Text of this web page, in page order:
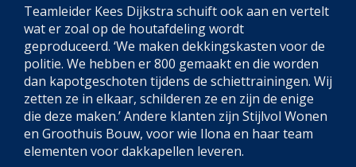
Teamleider Kees Dijkstra schuift ook aan en vertelt
wat er zoal op de houtafdeling wordt
geproduceerd. ‘We maken dekkingskasten voor de
politie. We hebben er 800 gemaakt en die worden
dan kapotgeschoten tijdens de schiettrainingen. Wij
zetten ze in elkaar, schilderen ze en zijn de enige
die deze maken.’ Andere klanten zijn Stijlvol Wonen
en Groothuis Bouw, voor wie Ilona en haar team
elementen voor dakkapellen leveren.